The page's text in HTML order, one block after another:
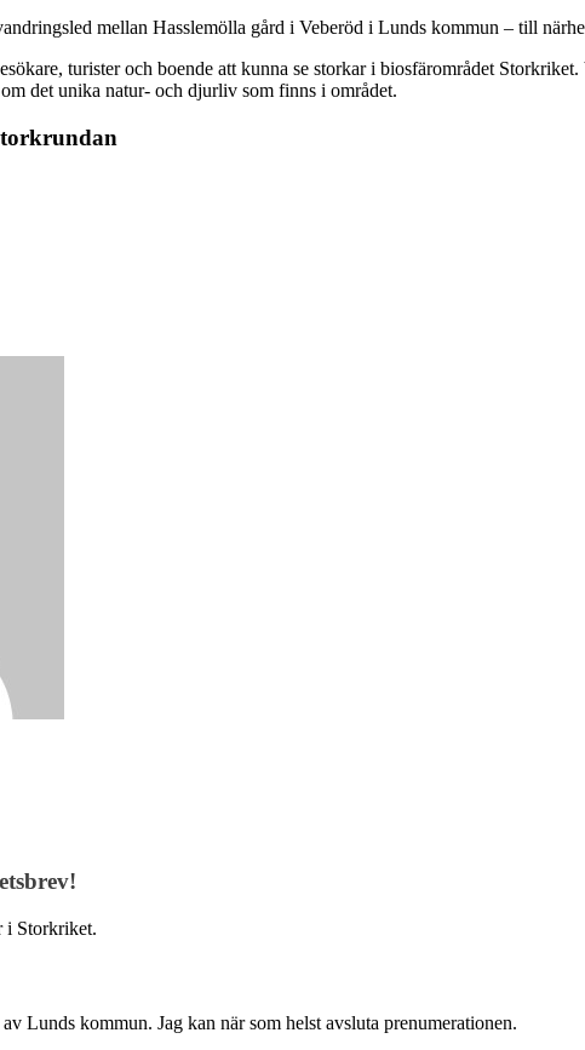
mellan Hasslemölla gård i Veberöd i Lunds kommun – till
turister och boende att kunna se storkar i biosfärområdet
det unika natur- och djurliv som finns i området.
i Storkriket.
Lunds kommun. Jag kan när som helst avsluta prenumerationen.